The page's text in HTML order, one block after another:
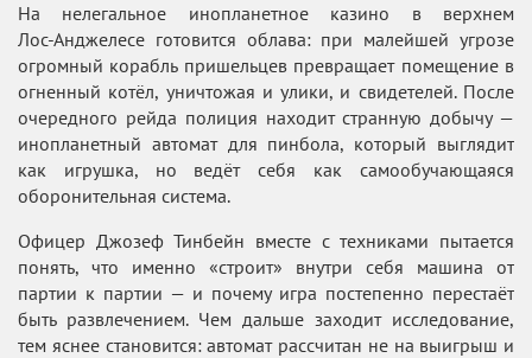
На нелегальное инопланетное казино в верхнем
Лос‑Анджелесе готовится облава: при малейшей угрозе
огромный корабль пришельцев превращает помещение в
огненный котёл, уничтожая и улики, и свидетелей. После
очередного рейда полиция находит странную добычу —
инопланетный автомат для пинбола, который выглядит
как игрушка, но ведёт себя как самообучающаяся
оборонительная система.
Офицер Джозеф Тинбейн вместе с техниками пытается
понять, что именно «строит» внутри себя машина от
партии к партии — и почему игра постепенно перестаёт
быть развлечением. Чем дальше заходит исследование,
тем яснее становится: автомат рассчитан не на выигрыш и